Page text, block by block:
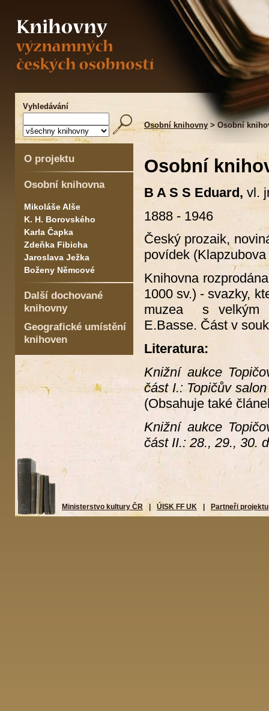
Vyhledávání
Osobní knihovny > Osobní
O projektu
Osobní knihovna
Mikoláše Alše
K. H. Borovského
Karla Čapka
Zdeňka Fibicha
Jaroslava Ježka
Boženy Němcové
Další dochované
knihovny
Geografické umístění
knihoven
Osobní
B A S S Eduard, vl.
1888 - 1946
Český prozaik,
povídek
Knihovna
1000 sv.) - svazky,
muzea s velkým
E.Basse. Část v
Literatura:
Knižní aukce
část I.: Topičův
(Obsahuje také
Knižní aukce
část II.: 28., 29., 30.
Ministerstvo kultury ČR ÚISK FF UK Partneři projektu